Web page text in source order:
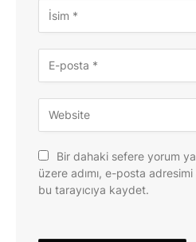
Bir dahaki sefere yorum
üzere adımı, e-posta
bu tarayıcıya kaydet.